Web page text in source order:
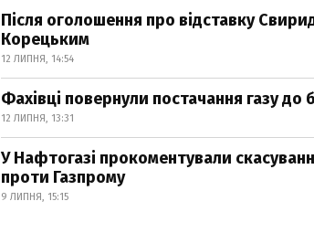
Після оголошення про відставку
Корецьким
12 ЛИПНЯ, 14:54
Фахівці повернули постачання газу до
12 ЛИПНЯ, 13:31
У Нафтогазі прокоментували
проти Газпрому
9 ЛИПНЯ, 15:15